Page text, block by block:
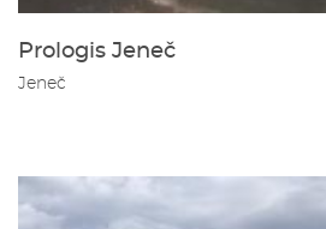
Prologis Jeneč
Jeneč